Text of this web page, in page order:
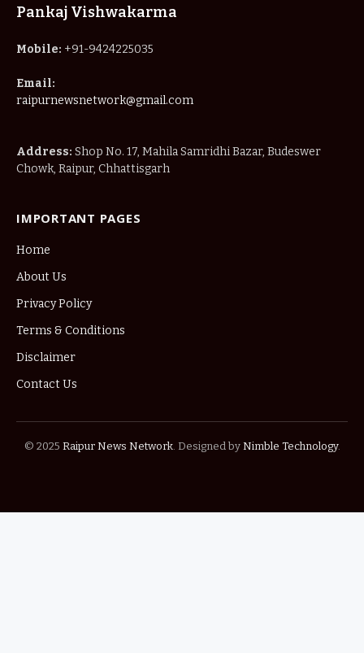
Pankaj Vishwakarma
Mobile: +91-9424225035
Email:
raipurnewsnetwork@gmail.com
Address: Shop No. 17, Mahila Samridhi Bazar, Budeswer
Chowk, Raipur, Chhattisgarh
IMPORTANT PAGES
Home
About Us
Privacy Policy
Terms & Conditions
Disclaimer
Contact Us
© 2025 Raipur News Network. Designed by Nimble Technology.